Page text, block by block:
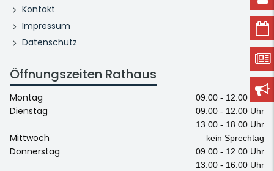
Kontakt
Impressum
Datenschutz
Öffnungszeiten Rathaus
Montag 09.00 - 12.00 Uhr
Dienstag
09.00 - 12.00 Uhr
13.00 - 18.00 Uhr
Mittwoch kein Sprechtag
Donnerstag
09.00 - 12.00 Uhr
13.00 - 16.00 Uhr